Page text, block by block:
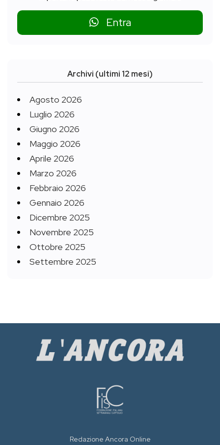
Entra
Archivi (ultimi 12 mesi)
Agosto 2026
Luglio 2026
Giugno 2026
Maggio 2026
Aprile 2026
Marzo 2026
Febbraio 2026
Gennaio 2026
Dicembre 2025
Novembre 2025
Ottobre 2025
Settembre 2025
Redazione Ancora Online